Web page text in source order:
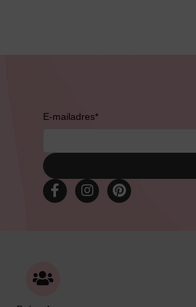
E-mailadres*
Grote maten lingerie